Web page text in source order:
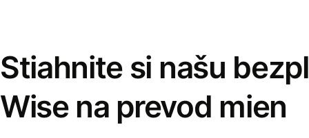
Stiahnite si našu
Wise na prevod mien